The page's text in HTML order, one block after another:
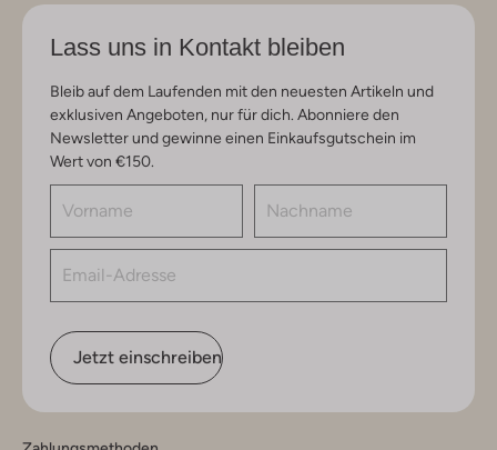
Lass uns in Kontakt bleiben
Bleib auf dem Laufenden mit den neuesten Artikeln und
exklusiven Angeboten, nur für dich. Abonniere den
Newsletter und gewinne einen Einkaufsgutschein im
Wert von €150.
Jetzt einschreiben